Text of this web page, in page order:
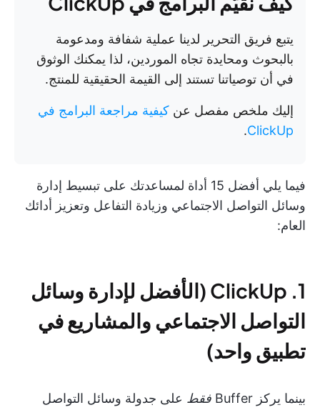
يتبع فريق التحرير لدينا عملية شفافة ومدعومة
بالبحوث ومحايدة تجاه الموردين، لذا يمكنك الوثوق
في أن توصياتنا تستند إلى القيمة الحقيقية للمنتج.
إليك ملخص مفصل عن كيفية مراجعة البرامج في
ClickUp
.
فيما يلي أفضل 15 أداة لمساعدتك على تبسيط إدارة
وسائل التواصل الاجتماعي وزيادة التفاعل وتعزيز أدائك
العام:
1. ClickUp (الأفضل لإدارة وسائل
التواصل الاجتماعي والمشاريع في
تطبيق واحد)
بينما يركز Buffer فقط على جدولة وسائل التواصل